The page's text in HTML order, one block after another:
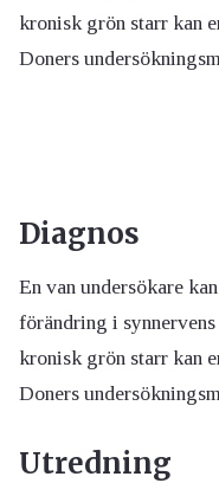
kronisk grön starr kan
Doners
Diagnos
En van undersökare
förändring i
kronisk grön starr kan
Doners
Utredning